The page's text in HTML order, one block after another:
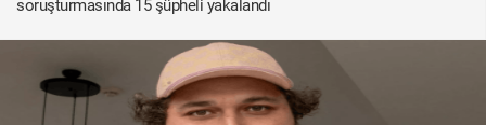
soruşturmasında 15 şüpheli yakalandı